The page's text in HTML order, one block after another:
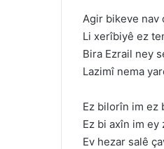
Agir bikeve nav
Li xerîbiyê ez
Bira Ezrail ney
Lazimî nema
Ez bilorîn im ez
Ez bi axîn im ey
Ev hezar salê